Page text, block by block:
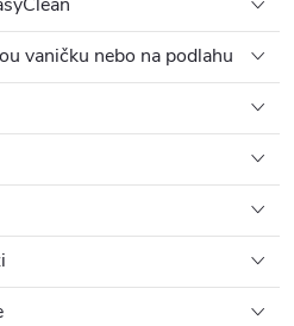
vaničku nebo na podlahu